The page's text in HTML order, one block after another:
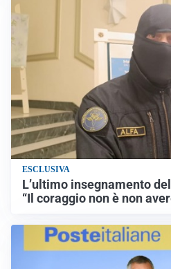
ESCLUSIVA
L’ultimo insegnamento
“Il coraggio non è non